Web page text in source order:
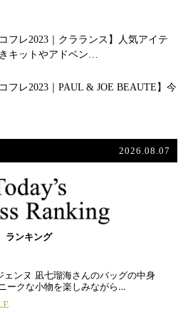
フレ2023｜クラランス】人気アイテ
キットやアドベン…
フレ2023｜PAUL & JOE BEAUTE】今
2026.08.07
ランキング
ェンヌ 凪七瑠海さんのバッグの中身
ークな小物を楽しみながら…